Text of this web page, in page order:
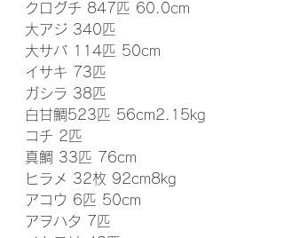
クログチ 847匹 60.0cm
大アジ 340匹
大サバ 114匹 50cm
イサキ 73匹
ガシラ 38匹
白甘鯛523匹 56cm2.15kg
コチ 2匹
真鯛 33匹 76cm
ヒラメ 32枚 92cm8kg
アコウ 6匹 50cm
アヲハタ 7匹